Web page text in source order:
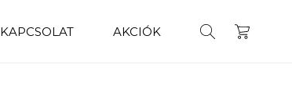
KAPCSOLAT AKCIÓK